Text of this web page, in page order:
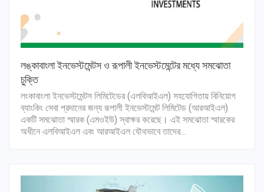
লঙ্কাবাংলা ইনভেস্টমেন্টস ও রূপালী ইনভেস্টমেন্টের মধ্যে সমঝোতা
চুক্তি
লংকাবাংলা ইনভেস্টমেন্টস লিমিটেডের (এলবিআইএল) সহযোগিতায় বিনিয়োগ
ব্যাংকিং সেবা প্রদানের জন্য রূপালী ইনভেস্টমেন্ট লিমিটেড (আরআইএল)
একটি সমঝোতা স্মারক (এমওইউ) স্বাক্ষর করেছে। এই সমঝোতা স্মারকের
অধীনে এলবিআইএল এবং আরআইএল যৌথভাবে তাদের…